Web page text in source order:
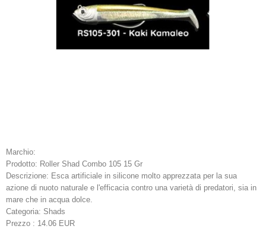
Marchio:
Prodotto: Roller Shad Combo 105 15 Gr
Descrizione: Esca artificiale in silicone molto apprezzata per la sua
azione di nuoto naturale e l'efficacia contro una varietà di predatori, sia in
mare che in acqua dolce.
Categoria: Shads
Prezzo : 14.06EUR